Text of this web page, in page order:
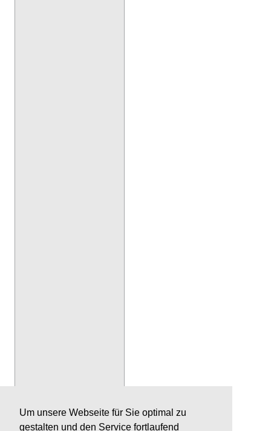
Um unsere Webseite für Sie optimal zu
gestalten und den Service fortlaufend